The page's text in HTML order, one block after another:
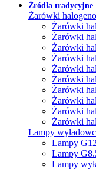
Źródła tradycyjne
Żarówki
Żarówki
Żarówki
Żarówki
Żarówki
Żarówki
Żarówki
Żarówki
Żarówki
Żarówki
Żarówki
Lampy
Lampy
Lampy
Lampy